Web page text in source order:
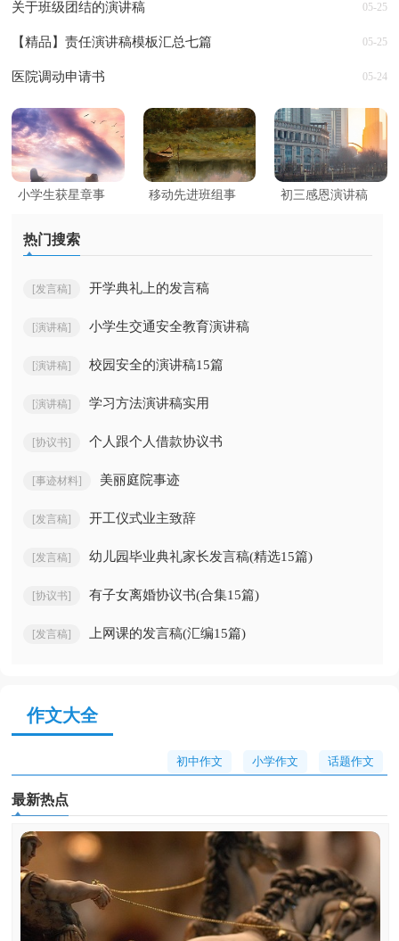
05-25
关于班级团结的演讲稿
05-25
【精品】责任演讲稿模板汇总七篇
05-24
医院调动申请书
小学生获星章事
（通用5篇）
移动先进班组事
初三感恩演讲稿
热门搜索
[发言稿] 开学典礼上的发言稿
[演讲稿] 小学生交通安全教育演讲稿
[演讲稿] 校园安全的演讲稿15篇
[演讲稿] 学习方法演讲稿实用
[协议书] 个人跟个人借款协议书
[事迹材料] 美丽庭院事迹
[发言稿] 开工仪式业主致辞
[发言稿] 幼儿园毕业典礼家长发言稿(精选15篇)
[协议书] 有子女离婚协议书(合集15篇)
[发言稿] 上网课的发言稿(汇编15篇)
作文大全
话题作文
小学作文
初中作文
英语作文
字数作文
最新热点